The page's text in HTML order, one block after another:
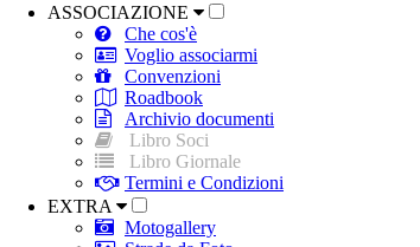
ASSOCIAZIONE
Che cos'è
Voglio associarmi
Convenzioni
Roadbook
Archivio documenti
Libro Soci
Libro Giornale
Termini e Condizioni
EXTRA
Motogallery